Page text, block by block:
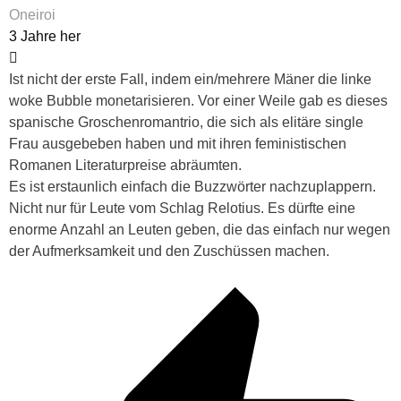
Oneiroi
3 Jahre her
Ist nicht der erste Fall, indem ein/mehrere Mäner die linke
woke Bubble monetarisieren. Vor einer Weile gab es dieses
spanische Groschenromantrio, die sich als elitäre single
Frau ausgebeben haben und mit ihren feministischen
Romanen Literaturpreise abräumten.
Es ist erstaunlich einfach die Buzzwörter nachzuplappern.
Nicht nur für Leute vom Schlag Relotius. Es dürfte eine
enorme Anzahl an Leuten geben, die das einfach nur wegen
der Aufmerksamkeit und den Zuschüssen machen.